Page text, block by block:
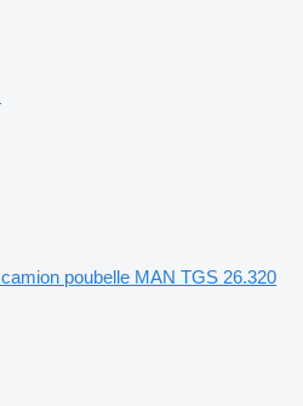
camion poubelle MAN TGS 26.320